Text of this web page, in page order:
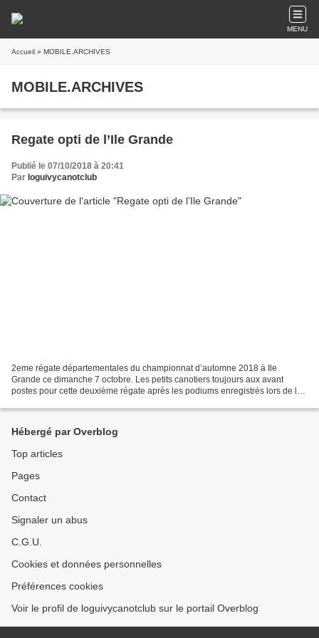
MENU
Accueil » MOBILE.ARCHIVES
MOBILE.ARCHIVES
Regate opti de l’Ile Grande
Publié le 07/10/2018 à 20:41
Par loguivycanotclub
2eme régate départementales du championnat d’automne 2018 à Ile
Grande ce dimanche 7 octobre. Les petits canotiers toujours aux avant
postes pour cette deuxième régate après les podiums enregistrés lors de la
Hébergé par Overblog
Top articles
Pages
Contact
Signaler un abus
C.G.U.
Cookies et données personnelles
Préférences cookies
Voir le profil de loguivycanotclub sur le portail Overblog